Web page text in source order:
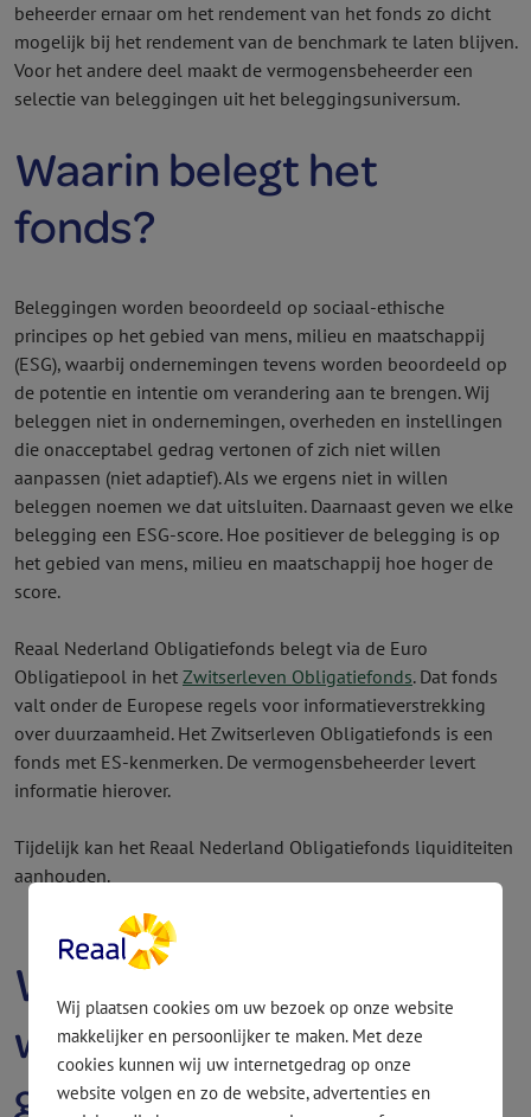
Wij plaatsen cookies om uw bezoek op onze website
makkelijker en persoonlijker te maken. Met deze
cookies kunnen wij uw internetgedrag op onze
website volgen en zo de website, advertenties en
beheerder ernaar om het rendement van het fonds zo dicht
mogelijk bij het rendement van de benchmark te laten blijven.
Voor het andere deel maakt de vermogens­beheerder een
selectie van beleggingen uit het beleggingsuniversum.
Waarin belegt het
fonds?
Beleggingen worden beoordeeld op sociaal-ethische
principes op het gebied van mens, milieu en maatschappij
(ESG), waarbij ondernemingen tevens worden beoordeeld op
de potentie en intentie om verandering aan te brengen. Wij
beleggen niet in ondernemingen, overheden en instellingen
die onacceptabel gedrag vertonen of zich niet willen
aanpassen (niet adaptief). Als we ergens niet in willen
beleggen noemen we dat uitsluiten. Daarnaast geven we elke
belegging een ESG-score. Hoe positiever de belegging is op
het gebied van mens, milieu en maatschappij hoe hoger de
score.
Reaal Nederland Obligatiefonds belegt via de Euro
Obligatiepool in het Zwitserleven Obligatiefonds. Dat fonds
valt onder de Europese regels voor informatieverstrekking
over duurzaamheid. Het Zwitserleven Obligatie­fonds is een
fonds met ES-kenmerken. De vermogens­beheerder levert
informatie hierover.
Tijdelijk kan het Reaal Nederland Obligatie­fonds liquiditeiten
aanhouden.
Welke fondskosten
worden in rekening
gebracht?